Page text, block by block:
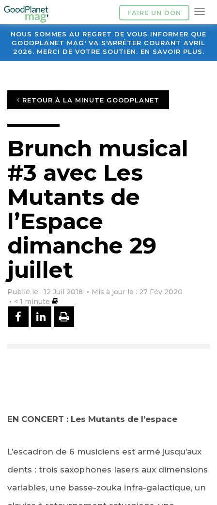
FAIRE UN DON
NOUS SOMMES AU REGRET DE VOUS INFORMER QUE
GOODPLANET MAG' VA S'ARRÊTER COURANT AVRIL
2026. MERCI DE VOTRE SOUTIEN. EN SAVOIR PLUS.
RETOUR À LA MINUTE GOODPLANET
Brunch musical
#3 avec Les
Mutants de
l’Espace
dimanche 29
juillet
Publié le : 12 Juil 2018
Mis à jour le : 27 Fév 2020
< 1 minute
PARTAGER SUR FACEBOOK
PARTAGER SUR LINKEDIN
IMPRIMER
EN CONCERT : Les Mutants de l’espace
L’escadron de 6 musiciens est armé jusqu’aux
dents : trois saxophones lasers aux dimensions
variables, une basse-zouka infra-galactique, un